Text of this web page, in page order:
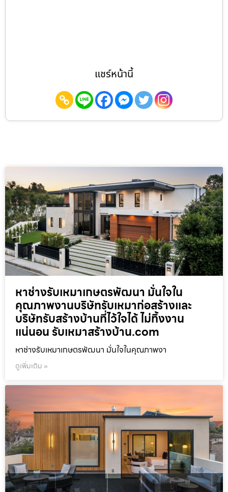
แชร์หน้านี้
หาช่างรับเหมาเกษตรพัฒนา มั่นใจใน
คุณภาพงานบริษัทรับเหมาก่อสร้างและ
บริษัทรับสร้างบ้านที่ไว้ใจได้ ไม่ทิ้งงาน
แน่นอน รับเหมาสร้างบ้าน.com
หาช่างรับเหมาเกษตรพัฒนา มั่นใจในคุณภาพงา
ดูเพิ่มเติม »